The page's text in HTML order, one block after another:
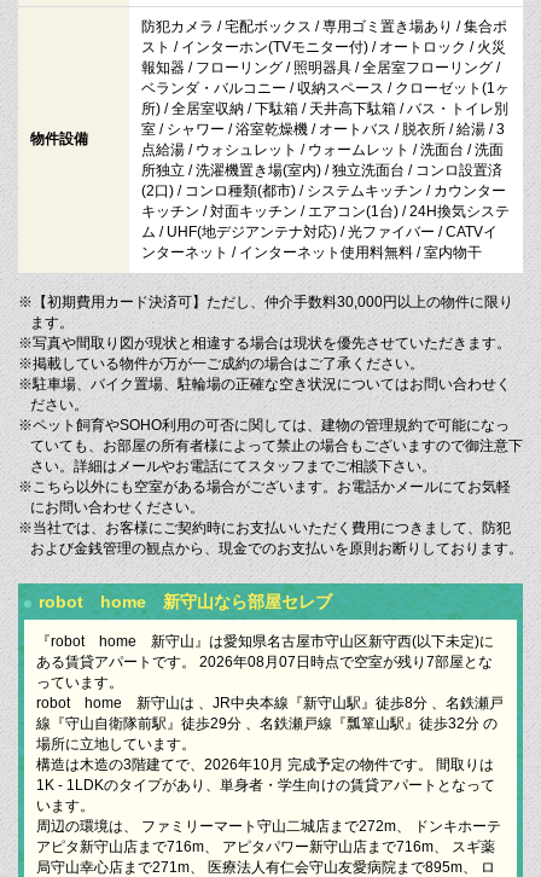
物件設備
防犯カメラ / 宅配ボックス / 専用ゴミ置き場あり / 集合ポ
スト / インターホン(TVモニター付) / オートロック / 火災
報知器 / フローリング / 照明器具 / 全居室フローリング /
ベランダ・バルコニー / 収納スペース / クローゼット(1ヶ
所) / 全居室収納 / 下駄箱 / 天井高下駄箱 / バス・トイレ別
室 / シャワー / 浴室乾燥機 / オートバス / 脱衣所 / 給湯 / 3
点給湯 / ウォシュレット / ウォームレット / 洗面台 / 洗面
所独立 / 洗濯機置き場(室内) / 独立洗面台 / コンロ設置済
(2口) / コンロ種類(都市) / システムキッチン / カウンター
キッチン / 対面キッチン / エアコン(1台) / 24H換気システ
ム / UHF(地デジアンテナ対応) / 光ファイバー / CATVイ
ンターネット / インターネット使用料無料 / 室内物干
※【初期費用カード決済可】ただし、仲介手数料30,000円以上の物件に限り
ます。
※写真や間取り図が現状と相違する場合は現状を優先させていただきます。
※掲載している物件が万が一ご成約の場合はご了承ください。
※駐車場、バイク置場、駐輪場の正確な空き状況についてはお問い合わせく
ださい。
※ペット飼育やSOHO利用の可否に関しては、建物の管理規約で可能になっ
ていても、お部屋の所有者様によって禁止の場合もございますので御注意下
さい。詳細はメールやお電話にてスタッフまでご相談下さい。
※こちら以外にも空室がある場合がございます。お電話かメールにてお気軽
にお問い合わせください。
※当社では、お客様にご契約時にお支払いいただく費用につきまして、防犯
および金銭管理の観点から、現金でのお支払いを原則お断りしております。
robot home 新守山なら部屋セレブ
『robot home 新守山』は愛知県名古屋市守山区新守西(以下未定)に
ある賃貸アパートです。 2026年08月07日時点で空室が残り7部屋とな
っています。
robot home 新守山は 、JR中央本線『新守山駅』徒歩8分 、名鉄瀬戸
線『守山自衛隊前駅』徒歩29分 、名鉄瀬戸線『瓢箪山駅』徒歩32分 の
場所に立地しています。
構造は木造の3階建てで、2026年10月 完成予定の物件です。 間取りは
1K - 1LDKのタイプがあり、単身者・学生向けの賃貸アパートとなって
います。
周辺の環境は、 ファミリーマート守山二城店まで272m、 ドンキホーテ
アピタ新守山店まで716m、 アピタパワー新守山店まで716m、 スギ薬
局守山幸心店まで271m、 医療法人有仁会守山友愛病院まで895m、 ロ